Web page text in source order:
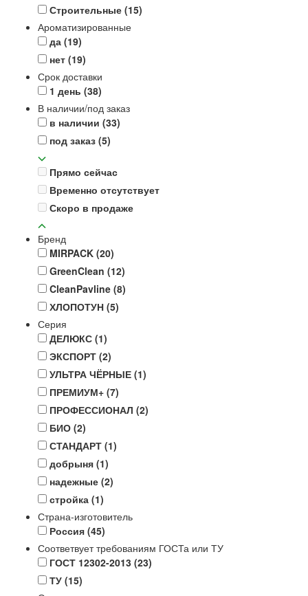
Строительные (15)
Ароматизированные
да (19)
нет (19)
Срок доставки
1 день (38)
В наличии/под заказ
в наличии (33)
под заказ (5)
Прямо сейчас
Временно отсутствует
Скоро в продаже
Бренд
MIRPACK (20)
GreenClean (12)
CleanPavline (8)
ХЛОПОТУН (5)
Серия
ДЕЛЮКС (1)
ЭКСПОРТ (2)
УЛЬТРА ЧЁРНЫЕ (1)
ПРЕМИУМ+ (7)
ПРОФЕССИОНАЛ (2)
БИО (2)
СТАНДАРТ (1)
добрыня (1)
надежные (2)
стройка (1)
Страна-изготовитель
Россия (45)
Соответвует требованиям ГОСТа или ТУ
ГОСТ 12302-2013 (23)
ТУ (15)